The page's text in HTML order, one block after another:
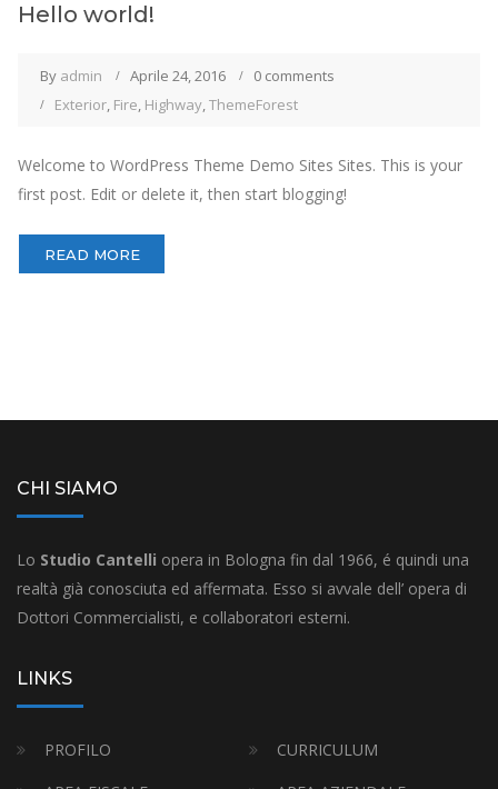
Hello world!
By admin Aprile 24, 2016
0 comments
Exterior, Fire, Highway,ThemeForest
Welcome to WordPress Theme Demo Sites Sites. This is your
first post. Edit or delete it, then start blogging!
READ MORE
CHI SIAMO
Lo Studio Cantelli opera in Bologna fin dal 1966, é quindi una
realtà già conosciuta ed affermata. Esso si avvale dell’ opera di
Dottori Commercialisti, e collaboratori esterni.
LINKS
PROFILO
CURRICULUM